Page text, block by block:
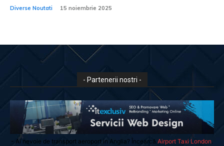
Diverse Noutati 15 noiembrie 2025
- Partenerii nostri -
- Ai nevoie de transport aeroport in Anglia? Încearcă Airport Taxi London.